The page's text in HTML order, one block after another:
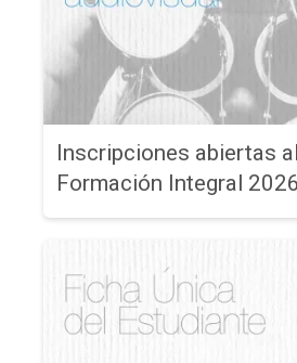
Inscripciones abiertas
Formación Integral 2026